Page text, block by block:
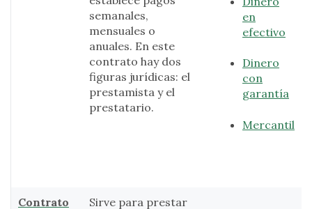
semanales,
mensuales o
anuales. En este
contrato hay dos
figuras jurídicas: el
prestamista y el
prestatario.
en
efectivo
Dinero
con
garantía
Mercantil
Contrato
Sirve para prestar